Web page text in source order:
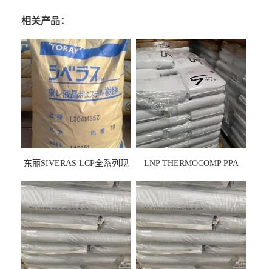
相关产品：
东丽SIVERAS LCP全系列现
LNP THERMOCOMP PPA